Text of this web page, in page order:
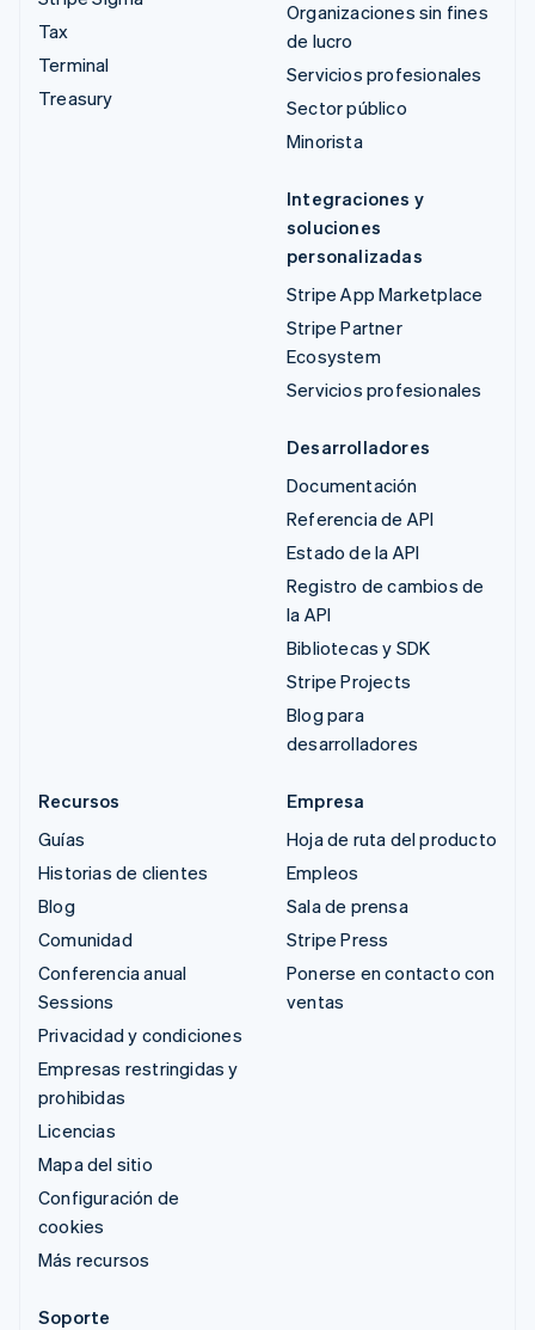
Tax
Terminal
Treasury
Organizaciones sin fines
de lucro
Servicios profesionales
Sector público
Minorista
Integraciones y
soluciones
personalizadas
Stripe App Marketplace
Stripe Partner
Ecosystem
Servicios profesionales
Desarrolladores
Documentación
Referencia de API
Estado de la API
Registro de cambios de
la API
Bibliotecas y SDK
Stripe Projects
Blog para
desarrolladores
Recursos
Guías
Historias de clientes
Blog
Comunidad
Conferencia anual
Sessions
Privacidad y condiciones
Empresas restringidas y
prohibidas
Licencias
Mapa del sitio
Configuración de
cookies
Más recursos
Empresa
Hoja de ruta del producto
Empleos
Sala de prensa
Stripe Press
Ponerse en contacto con
ventas
Soporte